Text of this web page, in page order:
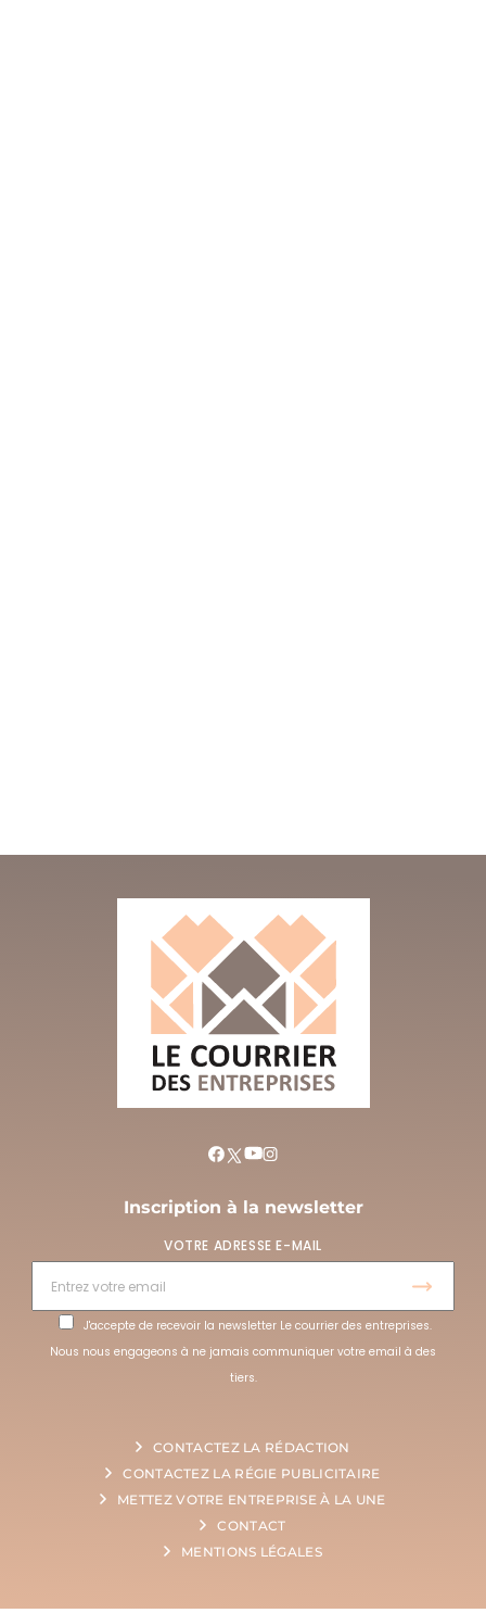
Inscription à la newsletter
VOTRE ADRESSE E-MAIL
J'accepte de recevoir la newsletter Le courrier des entreprises.
Nous nous engageons à ne jamais communiquer votre email à des
tiers.
CONTACTEZ LA RÉDACTION
CONTACTEZ LA RÉGIE PUBLICITAIRE
METTEZ VOTRE ENTREPRISE À LA UNE
CONTACT
MENTIONS LÉGALES